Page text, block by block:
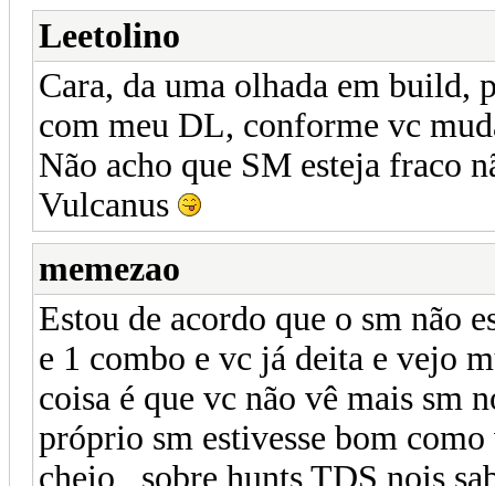
Leetolino
Cara, da uma olhada em build,
com meu DL, conforme vc
Não acho que SM esteja fraco
Vulcanus
memezao
Estou de acordo que o sm não
e 1 combo e vc já deita e vejo
coisa é que vc não vê mais sm
próprio sm estivesse bom
cheio , sobre hunts TDS nois